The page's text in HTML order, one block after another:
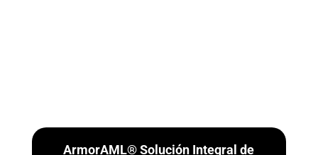
ArmorAML® Solución Integral de